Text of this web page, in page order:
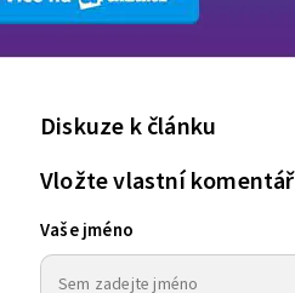
Diskuze k článku
Vložte vlastní komentář
Vaše jméno